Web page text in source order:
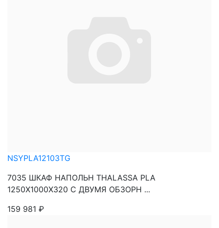
NSYPLA12103TG
7035 ШКАФ НАПОЛЬН THALASSA PLA
1250X1000X320 C ДВУМЯ ОБЗОРН ...
159 981 ₽